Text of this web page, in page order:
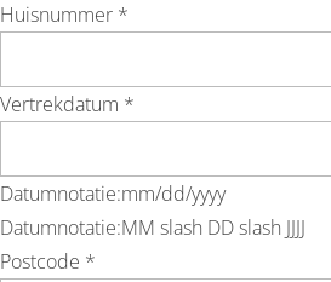
Huisnummer *
Vertrekdatum *
Datumnotatie:mm/dd/yyyy
Datumnotatie:MM slash DD slash JJJJ
Postcode *